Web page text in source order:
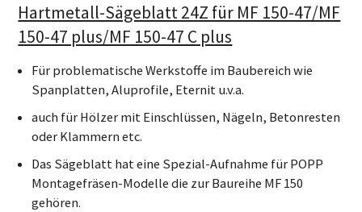
Hartmetall-Sägeblatt 24Z für MF 150-47/MF
150-47 plus/MF 150-47 C plus
Für problematische Werkstoffe im Baubereich wie
Spanplatten, Aluprofile, Eternit u.v.a.
auch für Hölzer mit Einschlüssen, Nägeln, Betonresten
oder Klammern etc.
Das Sägeblatt hat eine Spezial-Aufnahme für POPP
Montagefräsen-Modelle die zur Baureihe MF 150
gehören.